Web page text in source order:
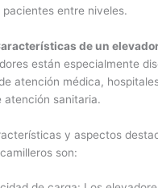
entre niveles.
de un
están especialmente
atención médica,
atención sanitaria.
y aspectos
son: